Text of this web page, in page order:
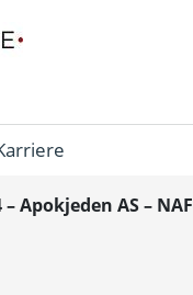
– Apokjeden AS –